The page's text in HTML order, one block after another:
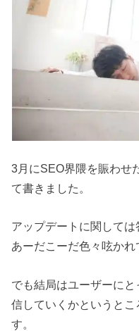
3月にSEO界隈を賑わせ
て書きました。
アップデートに関しては
あーだこーだ色々呟かれ
でも結局はユーザーに
信していくかというと
す。